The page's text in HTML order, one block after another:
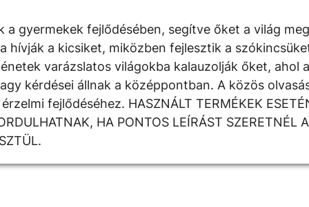
gyermekek fejlődésében, segítve őket a világ
hívják a kicsiket, miközben fejlesztik a
varázslatos világokba kalauzolják őket, ahol
kérdései állnak a középpontban. A közös
fejlődéséhez. HASZNÁLT TERMÉKEK
HA PONTOS LEÍRÁST SZERETNÉL